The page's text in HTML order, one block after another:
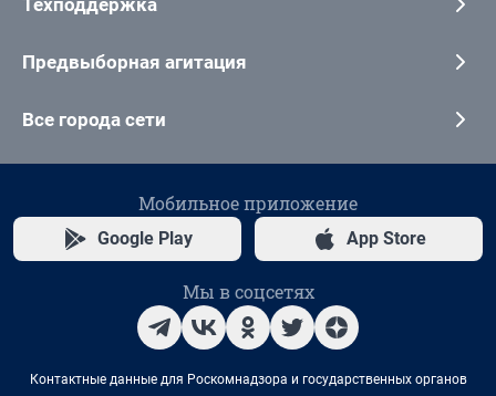
Предвыборная агитация
Все города сети
Мобильное приложение
Google Play App Store
Мы в соцсетях
Контактные данные для Роскомнадзора и государственных органов